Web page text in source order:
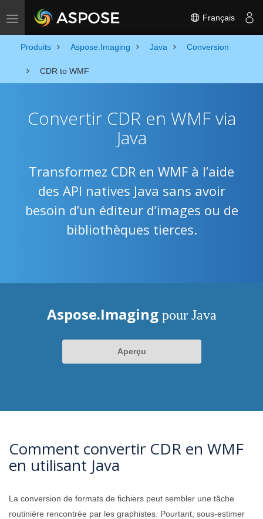
Toggle navigation Français
Produits Aspose.Imaging Java Conversion
CDR to WMF
Convertir CDR en WMF via
Java
Transformez CDR en WMF à l’aide
des API natives Java sans avoir
besoin d’un éditeur d’images ou de
bibliothèques tierces.
Aspose.Imaging pour Java
Aperçu
Comment convertir CDR en WMF
en utilisant Java
La conversion de formats de fichiers peut sembler une tâche
routinière rencontrée par les graphistes. Pourtant, sous-estimer